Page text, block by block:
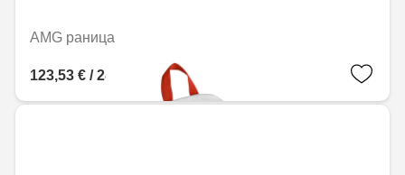
AMG раница
123,53 € / 241,60 лв.